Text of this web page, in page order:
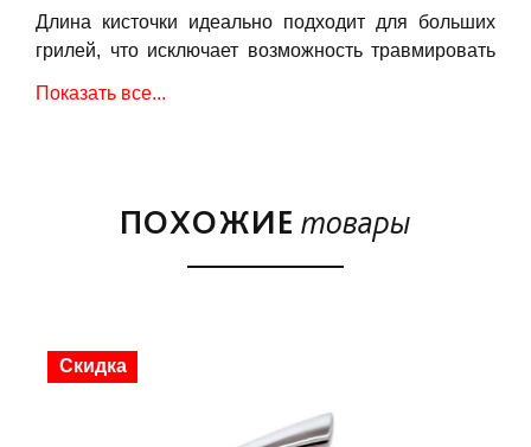
Длина кисточки идеально подходит для больших
грилей, что исключает возможность травмировать
Показать все...
ПОХОЖИЕ товары
Скидка